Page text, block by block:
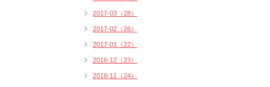
2017-03（28）
2017-02（26）
2017-01（22）
2016-12（23）
2016-11（24）